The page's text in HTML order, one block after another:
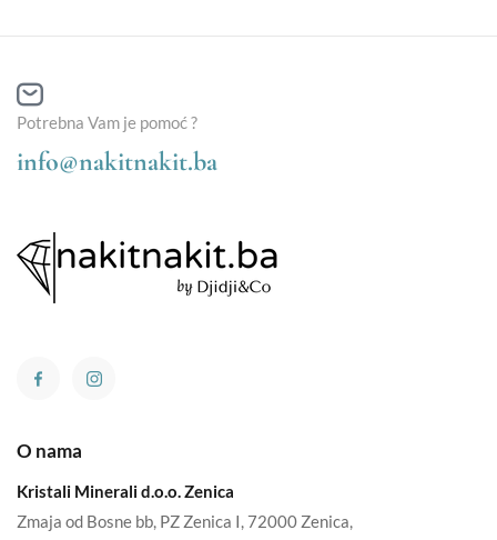
Potrebna Vam je pomoć ?
info@nakitnakit.ba
O nama
Kristali Minerali d.o.o. Zenica
Zmaja od Bosne bb, PZ Zenica I, 72000 Zenica,